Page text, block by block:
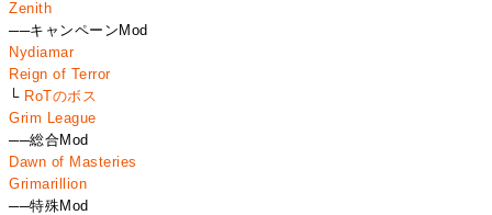
Zenith
──キャンペーンMod
Nydiamar
Reign of Terror
└ RoTのボス
Grim League
──総合Mod
Dawn of Masteries
Grimarillion
──特殊Mod